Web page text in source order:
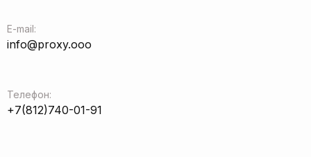
E-mail:
info@proxy.ooo
Телефон:
+7(812)740-01-91